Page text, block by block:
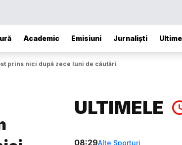
Academic Emisiuni Jurnaliști
prins nici după zece luni de căutări
ULTIMELE
08:29Alte Sporturi